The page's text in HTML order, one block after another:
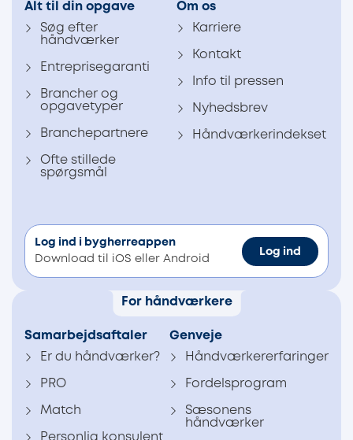
Alt til din opgave
Søg efter
håndværker
Entreprisegaranti
Brancher og
opgavetyper
Branchepartnere
Ofte stillede
spørgsmål
Om os
Karriere
Kontakt
Info til pressen
Nyhedsbrev
Håndværkerindekset
Log ind i bygherreappen
Download til iOS eller Android
Log ind
For håndværkere
Samarbejdsaftaler
Er du håndværker?
PRO
Match
Personlig konsulent
Genveje
Håndværkererfaringer
Fordelsprogram
Sæsonens
håndværker